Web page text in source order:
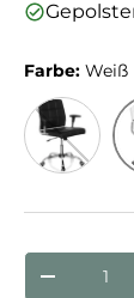
Farbe: Weiß
Menge